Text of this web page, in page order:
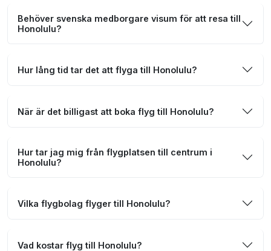
Behöver svenska medborgare visum för att resa till
Honolulu?
Hur lång tid tar det att flyga till Honolulu?
När är det billigast att boka flyg till Honolulu?
Hur tar jag mig från flygplatsen till centrum i
Honolulu?
Vilka flygbolag flyger till Honolulu?
Vad kostar flyg till Honolulu?